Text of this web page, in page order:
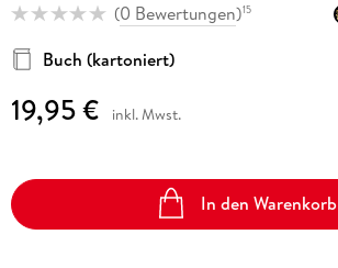
(0 Bewertungen)15
Buch (kartoniert)
19,95 € inkl. Mwst.
In den Warenkorb